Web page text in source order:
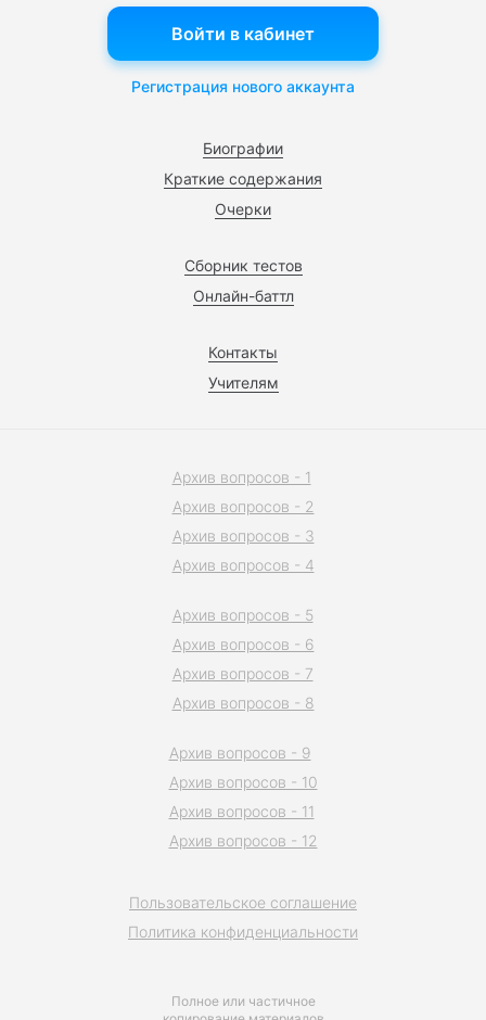
Биографии
Краткие содержания
Очерки
Сборник тестов
Онлайн-баттл
Контакты
Учителям
Войти в кабинет
Регистрация нового аккаунта
Полное или частичное
Пользовательское соглашение
Политика конфиденциальности
Архив вопросов - 1
Архив вопросов - 2
Архив вопросов - 3
Архив вопросов - 4
Архив вопросов - 5
Архив вопросов - 6
Архив вопросов - 7
Архив вопросов - 8
Архив вопросов - 9
Архив вопросов - 10
Архив вопросов - 11
Архив вопросов - 12